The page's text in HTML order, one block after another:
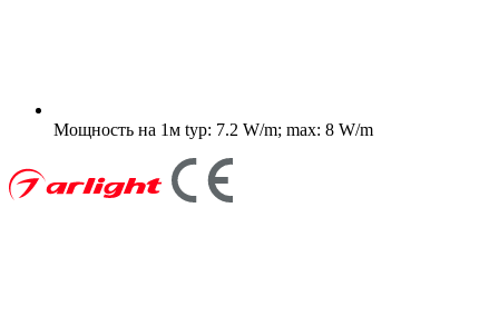
Мощность на 1м typ: 7.2 W/m; max: 8 W/m